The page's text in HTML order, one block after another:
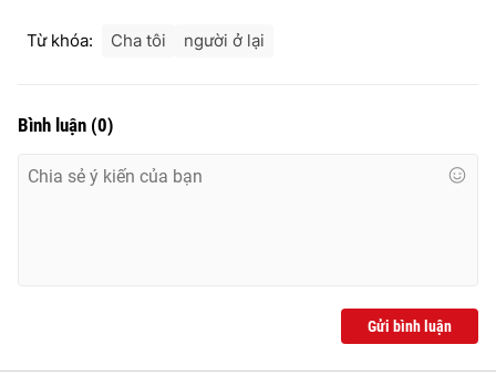
Từ khóa: Cha tôi người ở lại
Bình luận (0)
Gửi bình luận